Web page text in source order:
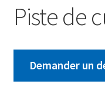
Piste de
Demander un